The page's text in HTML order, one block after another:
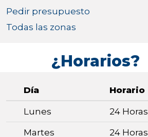
Pedir presupuesto
Todas las zonas
¿Horarios?
Día Horario
Lunes 24 Horas
Martes 24 Horas